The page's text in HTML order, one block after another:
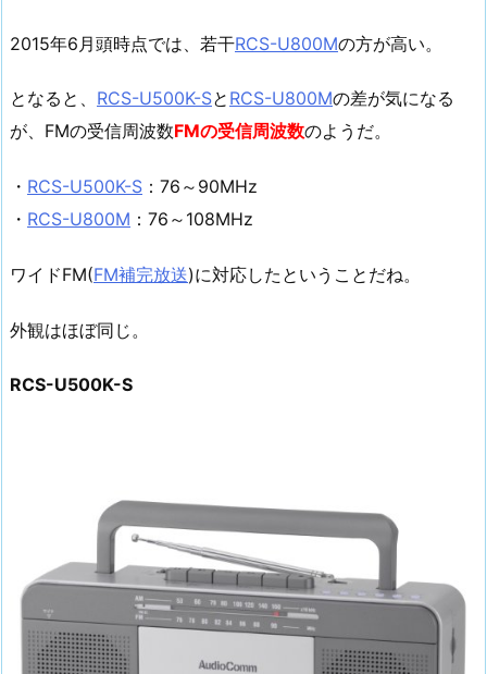
2015年6月頭時点では、若干RCS-U800Mの方が高い。
となると、 RCS-U500K-Sと RCS-U800Mの差が気になる
が、FMの受信周波数FMの受信周波数のようだ。
・ RCS-U500K-S ：76～90MHz
・ RCS-U800M ：76～108MHz
ワイドFM(FM補完放送)に対応したということだね。
外観はほぼ同じ。
RCS-U500K-S